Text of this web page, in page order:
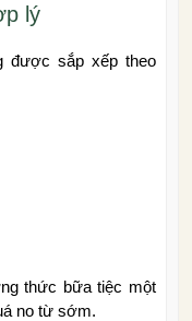
lý
được sắp xếp theo
thức bữa tiệc một
no từ sớm.